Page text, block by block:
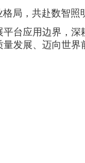
局，共赴数智照
台应用边界，
发展、迈向世界